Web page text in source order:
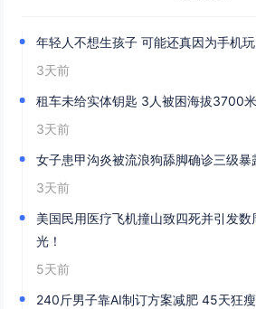
年轻人不想生孩子 可能还真因为手机
3天前
租车未给实体钥匙 3人被困海拔3700
3天前
女子患甲沟炎被流浪狗舔脚确诊三级暴
3天前
美国民用医疗飞机撞山致四死并引发
光！
5天前
240斤男子靠AI制订方案减肥 45天狂